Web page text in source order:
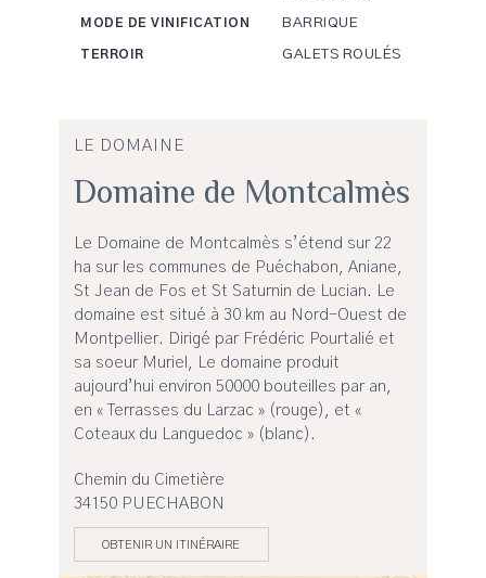
MODE DE VINIFICATION BARRIQUE
TERROIR GALETS ROULÉS
LE DOMAINE
Domaine de Montcalmès
Le Domaine de Montcalmès s’étend sur 22
ha sur les communes de Puéchabon, Aniane,
St Jean de Fos et St Saturnin de Lucian. Le
domaine est situé à 30 km au Nord-Ouest de
Montpellier. Dirigé par Frédéric Pourtalié et
sa soeur Muriel, Le domaine produit
aujourd’hui environ 50000 bouteilles par an,
en « Terrasses du Larzac » (rouge), et «
Coteaux du Languedoc » (blanc).
Chemin du Cimetière
34150 PUECHABON
OBTENIR UN ITINÉRAIRE